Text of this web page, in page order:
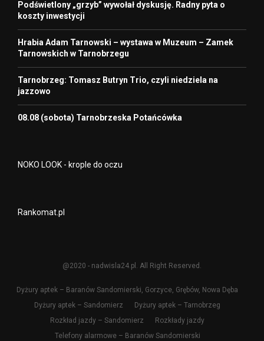
Podświetlony „grzyb” wywołał dyskusję. Radny pyta o
koszty inwestycji
Hrabia Adam Tarnowski – wystawa w Muzeum – Zamek
Tarnowskich w Tarnobrzegu
Tarnobrzeg: Tomasz Butryn Trio, czyli niedziela na
jazzowo
08.08 (sobota) Tarnobrzeska Potańcówka
NOKO LOOK - krople do oczu
Rankomat.pl
@2020 - nadwisla24.pl. All Right Reserved.
Dyżury aptek – Baranów Sandomierski, Gorzyce, Grębów, Nowa Dęba
Dyżury aptek – Sandomierz
Dyżury aptek – Tarnobrzeg
Rozkład jazdy – Sandomierz
Rozkłady jazdy
Telefony alarmowe – Baranów Sandomierski